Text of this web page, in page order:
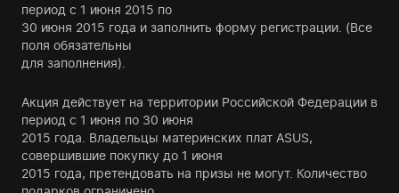
период с 1 июня 2015 по
30 июня 2015 года и заполнить форму регистрации. (Все
поля обязательны
для заполнения).
Акция действует на территории Российской Федерации в
период с 1 июня по 30 июня
2015 года. Владельцы материнских плат ASUS,
совершившие покупку до 1 июня
2015 года, претендовать на призы не могут. Количество